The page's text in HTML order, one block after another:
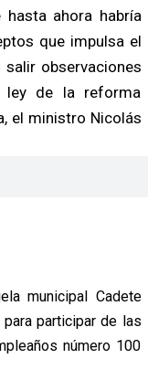
hasta ahora habría
que impulsa el
observaciones
de la reforma
el ministro Nicolás
municipal Cadete
para participar de las
número 100